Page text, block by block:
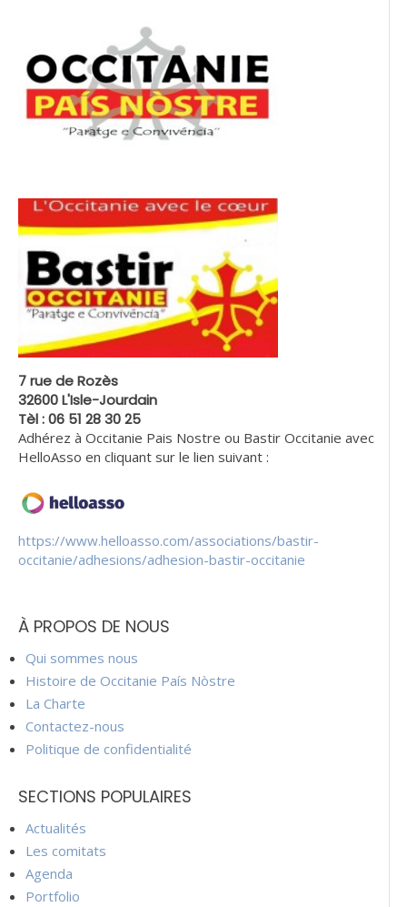
7 rue de Rozès
32600 L'Isle-Jourdain
Tèl : 06 51 28 30 25
Adhérez à Occitanie Pais Nostre ou Bastir Occitanie avec
HelloAsso en cliquant sur le lien suivant :
https://www.helloasso.com/associations/bastir-
occitanie/adhesions/adhesion-bastir-occitanie
À PROPOS DE NOUS
Qui sommes nous
Histoire de Occitanie País Nòstre
La Charte
Contactez-nous
Politique de confidentialité
SECTIONS POPULAIRES
Actualités
Les comitats
Agenda
Portfolio